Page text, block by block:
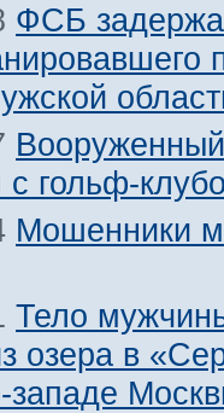
ФСБ
гольф-
Мошенники
Тело
озера в
западе